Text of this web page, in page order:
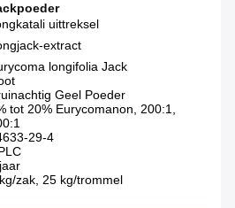
uittreksel
extract
longifolia Jack
Geel Poeder
tot 20% Eurycomanon, 200:1,
29-4
zak, 25 kg/trommel